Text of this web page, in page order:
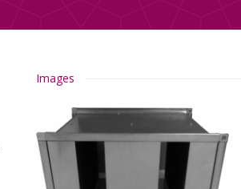
Images